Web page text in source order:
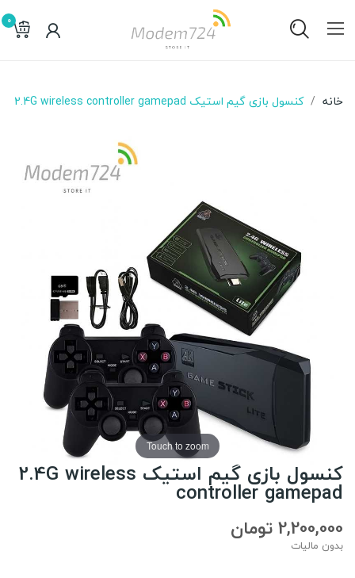
0
خانه کنسول بازی گیم استیک 2.4G wireless controller gamepad
Touch to zoom
کنسول بازی گیم استیک 2.4G wireless
controller gamepad
2,200,000 تومان
بدون مالیات